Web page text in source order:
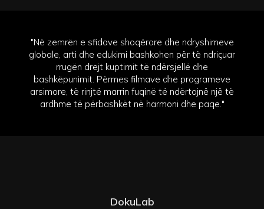
"Në zemrën e sfidave shoqërore dhe ndryshimeve
globale, arti dhe edukimi bashkohen për të ndriçuar
rrugën drejt kuptimit të ndërsjellë dhe
bashkëpunimit. Përmes filmave dhe programeve
arsimore, të rinjtë marrin fuqinë të ndërtojnë një të
ardhme të përbashkët në harmoni dhe paqe."
DokuLab